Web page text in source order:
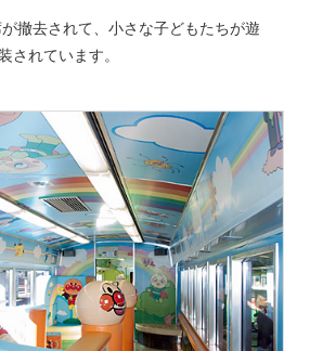
撤去されて、小さな子どもたちが遊
されています。